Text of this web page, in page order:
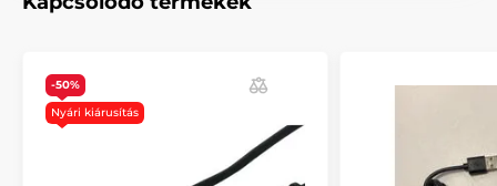
-50%
Nyári kiárusítás